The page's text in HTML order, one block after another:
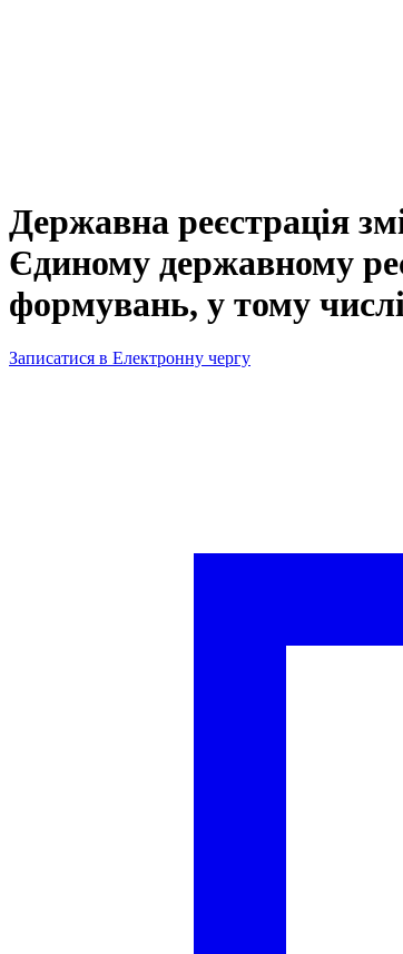
Державна реєстрація
Єдиному державному
формувань, у тому
Записатися в Електронну чергу